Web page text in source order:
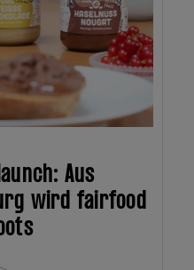
Aus
wird fairfood